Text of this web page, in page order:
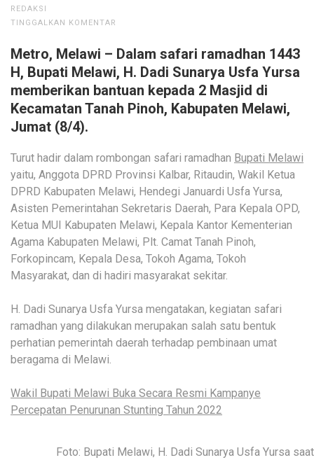
REDAKSI
TINGGALKAN KOMENTAR
Metro, Melawi – Dalam safari ramadhan 1443
H, Bupati Melawi, H. Dadi Sunarya Usfa Yursa
memberikan bantuan kepada 2 Masjid di
Kecamatan Tanah Pinoh, Kabupaten Melawi,
Jumat (8/4).
Turut hadir dalam rombongan safari ramadhan Bupati Melawi
yaitu, Anggota DPRD Provinsi Kalbar, Ritaudin, Wakil Ketua
DPRD Kabupaten Melawi, Hendegi Januardi Usfa Yursa,
Asisten Pemerintahan Sekretaris Daerah, Para Kepala OPD,
Ketua MUI Kabupaten Melawi, Kepala Kantor Kementerian
Agama Kabupaten Melawi, Plt. Camat Tanah Pinoh,
Forkopincam, Kepala Desa, Tokoh Agama, Tokoh
Masyarakat, dan di hadiri masyarakat sekitar.
H. Dadi Sunarya Usfa Yursa mengatakan, kegiatan safari
ramadhan yang dilakukan merupakan salah satu bentuk
perhatian pemerintah daerah terhadap pembinaan umat
beragama di Melawi.
Wakil Bupati Melawi Buka Secara Resmi Kampanye
Percepatan Penurunan Stunting Tahun 2022
Foto: Bupati Melawi, H. Dadi Sunarya Usfa Yursa saat